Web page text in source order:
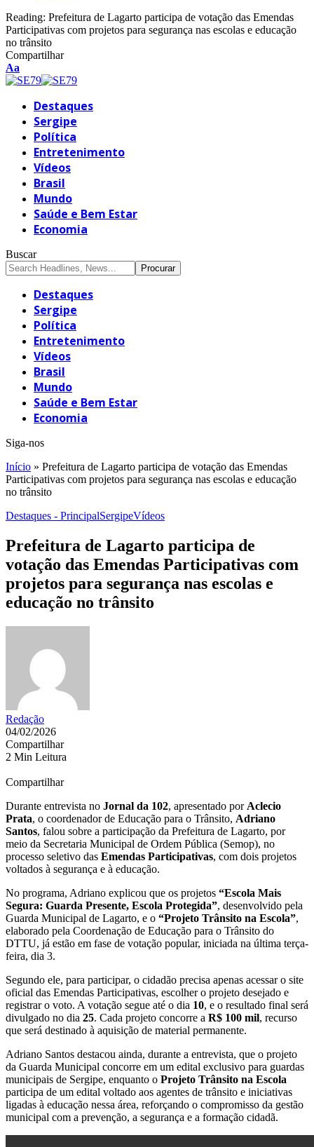
Reading: Prefeitura de Lagarto participa de votação das Emendas
Participativas com projetos para segurança nas escolas e educação
no trânsito
Compartilhar
Font
Resizer
Aa
Destaques
Sergipe
Política
Entretenimento
Vídeos
Brasil
Mundo
Saúde e Bem Estar
Economia
Buscar
Destaques
Sergipe
Política
Entretenimento
Vídeos
Brasil
Mundo
Saúde e Bem Estar
Economia
Siga-nos
Início » Prefeitura de Lagarto participa de votação das Emendas
Participativas com projetos para segurança nas escolas e educação
no trânsito
Destaques - PrincipalSergipeVídeos
Prefeitura de Lagarto participa de
votação das Emendas Participativas com
projetos para segurança nas escolas e
educação no trânsito
Redação
04/02/2026
Compartilhar
2 Min Leitura
Compartilhar
Durante entrevista no Jornal da 102, apresentado por Aclecio
Prata, o coordenador de Educação para o Trânsito, Adriano
Santos, falou sobre a participação da Prefeitura de Lagarto, por
meio da Secretaria Municipal de Ordem Pública (Semop), no
processo seletivo das Emendas Participativas, com dois projetos
voltados à segurança e à educação.
No programa, Adriano explicou que os projetos “Escola Mais
Segura: Guarda Presente, Escola Protegida”, desenvolvido pela
Guarda Municipal de Lagarto, e o “Projeto Trânsito na Escola”,
elaborado pela Coordenação de Educação para o Trânsito do
DTTU, já estão em fase de votação popular, iniciada na última terça-
feira, dia 3.
Segundo ele, para participar, o cidadão precisa apenas acessar o site
oficial das Emendas Participativas, escolher o projeto desejado e
registrar o voto. A votação segue até o dia 10, e o resultado final será
divulgado no dia 25. Cada projeto concorre a R$ 100 mil, recurso
que será destinado à aquisição de material permanente.
Adriano Santos destacou ainda, durante a entrevista, que o projeto
da Guarda Municipal concorre em um edital exclusivo para guardas
municipais de Sergipe, enquanto o Projeto Trânsito na Escola
participa de um edital voltado aos agentes de trânsito e iniciativas
ligadas à educação nessa área, reforçando o compromisso da gestão
municipal com a prevenção, a segurança e a formação cidadã.